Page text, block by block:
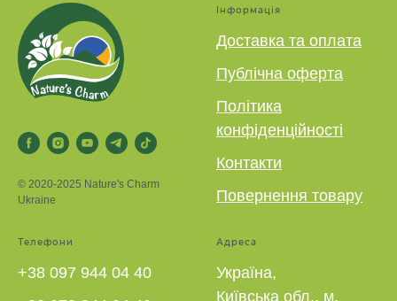
© 2020-2025 Nature's Charm
Ukraine
Інформація
Доставка та оплата
Публічна оферта
Політика
конфіденційності
Контакти
Повернення товару
Телефони
+38 097 944 04 40
Адреса
Україна,
Київська обл., м.